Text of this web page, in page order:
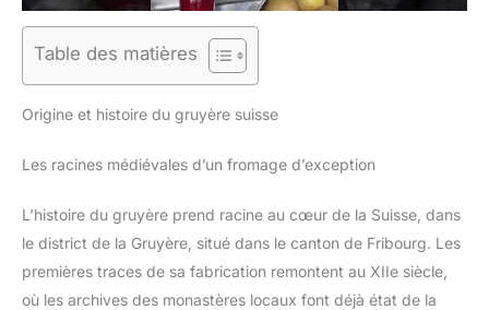
Table des matières
Origine et histoire du gruyère suisse
Les racines médiévales d’un fromage d’exception
L’histoire du gruyère prend racine au cœur de la Suisse, dans
le district de la Gruyère, situé dans le canton de Fribourg. Les
premières traces de sa fabrication remontent au XIIe siècle,
où les archives des monastères locaux font déjà état de la